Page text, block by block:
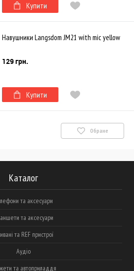
Купити
Навушники Langsdom JM21 with mic yellow
129 грн.
Купити
Обране
Каталог
та аксесуари
та аксесуари
та REF пристрої
Аудіо
та автоприладдя